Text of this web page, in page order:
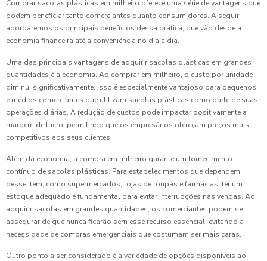
Comprar sacolas plásticas em milheiro oferece uma série de vantagens que
podem beneficiar tanto comerciantes quanto consumidores. A seguir,
abordaremos os principais benefícios dessa prática, que vão desde a
economia financeira até a conveniência no dia a dia.
Uma das principais vantagens de adquirir sacolas plásticas em grandes
quantidades é a economia. Ao comprar em milheiro, o custo por unidade
diminui significativamente. Isso é especialmente vantajoso para pequenos
e médios comerciantes que utilizam sacolas plásticas como parte de suas
operações diárias. A redução de custos pode impactar positivamente a
margem de lucro, permitindo que os empresários ofereçam preços mais
competitivos aos seus clientes.
Além da economia, a compra em milheiro garante um fornecimento
contínuo de sacolas plásticas. Para estabelecimentos que dependem
desse item, como supermercados, lojas de roupas e farmácias, ter um
estoque adequado é fundamental para evitar interrupções nas vendas. Ao
adquirir sacolas em grandes quantidades, os comerciantes podem se
assegurar de que nunca ficarão sem esse recurso essencial, evitando a
necessidade de compras emergenciais que costumam ser mais caras.
Outro ponto a ser considerado é a variedade de opções disponíveis ao